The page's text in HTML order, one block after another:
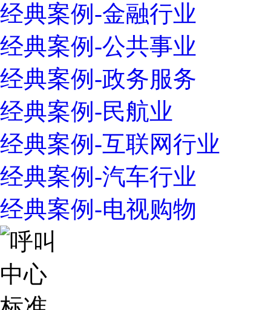
经典案例-金融行业
经典案例-公共事业
经典案例-政务服务
经典案例-民航业
经典案例-互联网行业
经典案例-汽车行业
经典案例-电视购物